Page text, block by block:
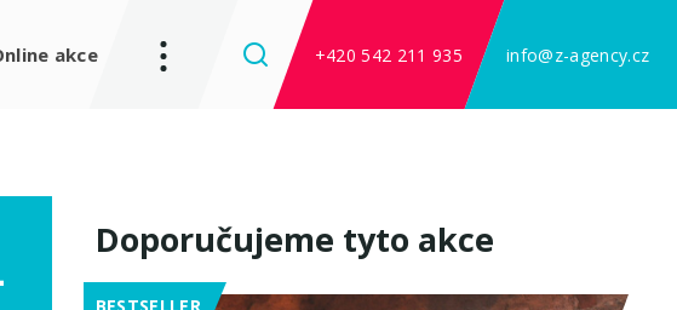
akce +420 542 211 935 info@z-agency.cz
Doporučujeme tyto akce
BESTSELLER